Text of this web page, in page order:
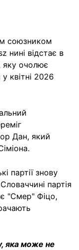
союзником
нині відстає в
яку очолює
квітні 2026
Дан, який
партії знову
партія
"Смер" Фіцо,
яка може не